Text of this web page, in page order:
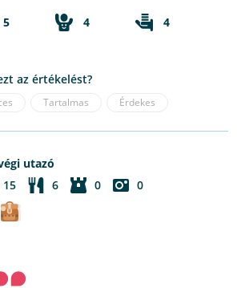
5 4
4
az értékelést?
Tartalmas Érdekes
utazó
15
6 0 0